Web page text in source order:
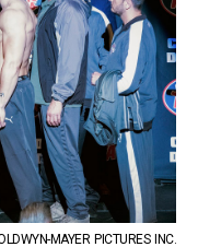
MAYER PICTURES INC.